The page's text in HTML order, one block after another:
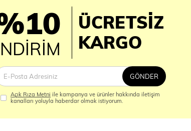
ÜCRETSİZ
KARGO
GÖNDER
Açık Rıza Metni ile kampanya ve ürünler hakkında iletişim
kanalları yoluyla haberdar olmak istiyorum.